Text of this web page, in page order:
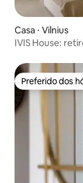
Casa ⋅ Vilnius
IVIS House:
Preferido dos
Preferido dos